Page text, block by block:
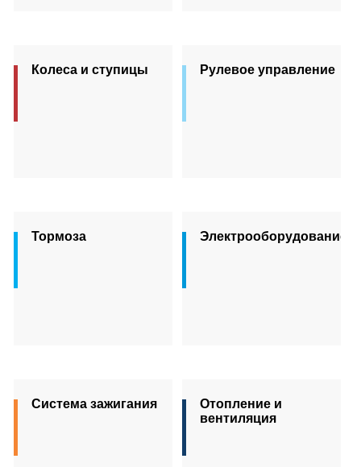
Колеса и ступицы Рулевое управление
Тормоза Электрооборудование
Система зажигания
Отопление и
вентиляция